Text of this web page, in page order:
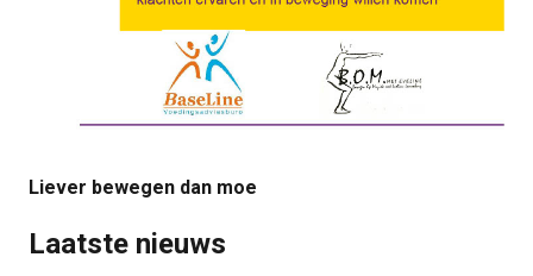
Liever bewegen dan moe
Laatste nieuws